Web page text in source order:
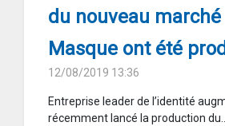
du nouveau marché
Masque ont été
12/08/2019 13:36
Entreprise leader de l’identité
récemment lancé la production